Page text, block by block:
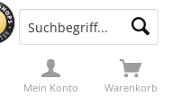
Warenkorb
Mein Konto